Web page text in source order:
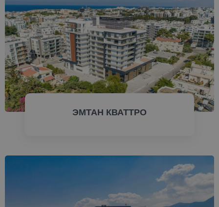
ПРОВЕРИТЬ СЕЙЧАС
ЭМТАН КВАТТРО